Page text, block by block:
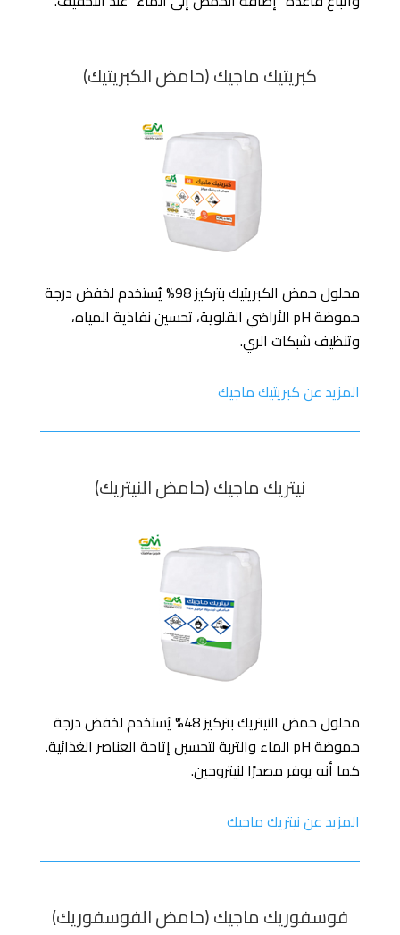
كبريتيك ماجيك (حامض الكبريتيك)
محلول حمض الكبريتيك بتركيز 98% يُستخدم لخفض درجة
حموضة pH الأراضي القلوية، تحسين نفاذية المياه،
وتنظيف شبكات الري.
المزيد عن كبريتيك ماجيك
نيتريك ماجيك (حامض النيتريك)
محلول حمض النيتريك بتركيز 48% يُستخدم لخفض درجة
حموضة pH الماء والتربة لتحسين إتاحة العناصر الغذائية.
كما أنه يوفر مصدرًا لنيتروجين.
المزيد عن نيتريك ماجيك
فوسفوريك ماجيك (حامض الفوسفوريك)